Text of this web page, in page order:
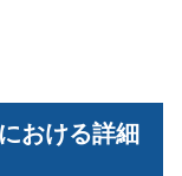
おける詳細